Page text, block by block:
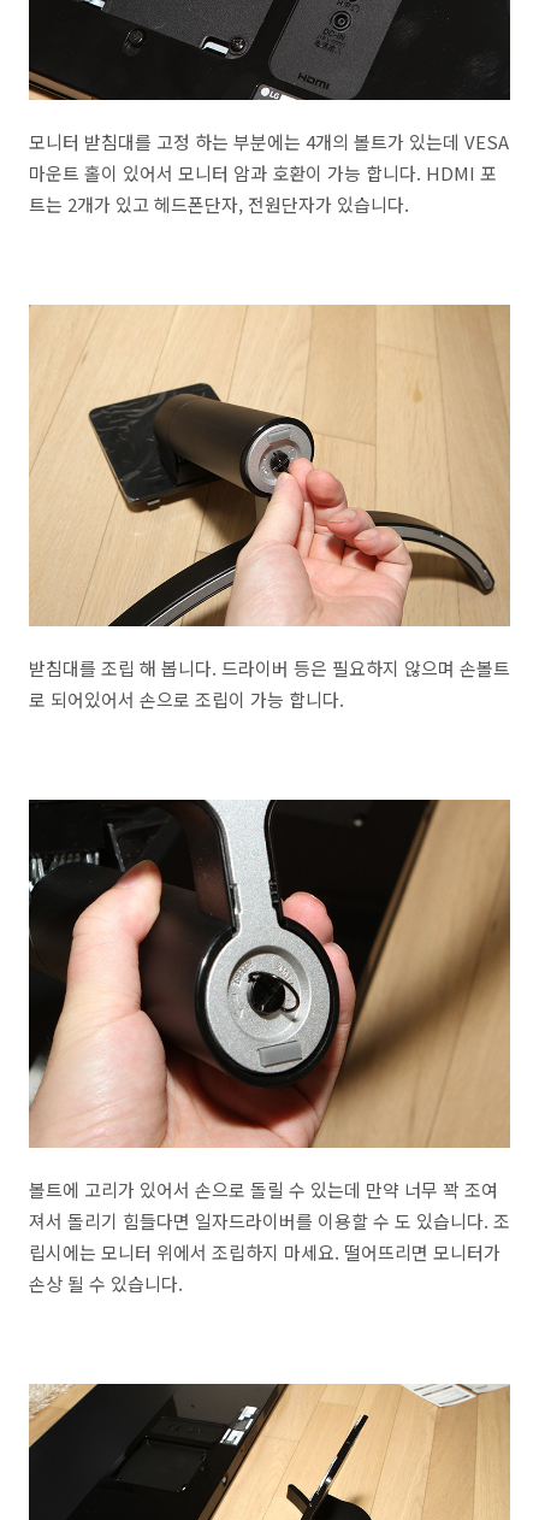
모니터 받침대를 고정 하는 부분에는 4개의 볼트가 있는데 VESA
마운트 홀이 있어서 모니터 암과 호환이 가능 합니다. HDMI 포
트는 2개가 있고 헤드폰단자, 전원단자가 있습니다.
받침대를 조립 해 봅니다. 드라이버 등은 필요하지 않으며 손볼트
로 되어있어서 손으로 조립이 가능 합니다.
볼트에 고리가 있어서 손으로 돌릴 수 있는데 만약 너무 꽉 조여
져서 돌리기 힘들다면 일자드라이버를 이용할 수 도 있습니다. 조
립시에는 모니터 위에서 조립하지 마세요. 떨어뜨리면 모니터가
손상 될 수 있습니다.